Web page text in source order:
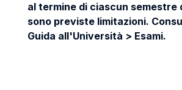
al termine di ciascun semestre
sono previste limitazioni.
Guida all'Università > Esami.